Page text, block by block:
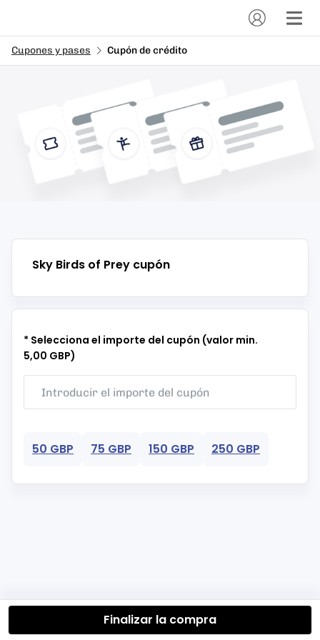
Cupones y pases Cupón de crédito
Sky Birds of Prey cupón
* Selecciona el importe del cupón (valor min.
5,00 GBP)
50 GBP 75 GBP 150 GBP 250 GBP
Finalizar la compra